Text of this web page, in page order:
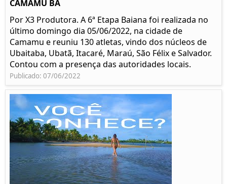
CAMAMU BA
Por X3 Produtora. A 6ª Etapa Baiana foi realizada no
último domingo dia 05/06/2022, na cidade de
Camamu e reuniu 130 atletas, vindo dos núcleos de
Ubaitaba, Ubatã, Itacaré, Maraú, São Félix e Salvador.
Contou com a presença das autoridades locais.
Publicado: 07/06/2022